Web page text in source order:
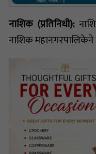
नाशिक (प्रतिनिधी):
नाशिक